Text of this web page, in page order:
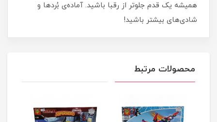
همیشه یک قدم جلوتر از رقبا باشید. آماده‌ی بُردها و
شادی‌های بیشتر باشید!
محصولات مرتبط